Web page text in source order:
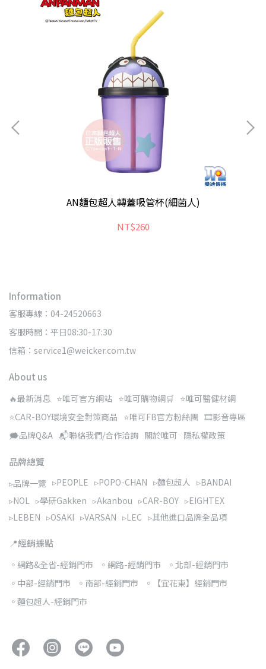
AN麵包超人轉蓋吸管杯(細菌人)
NT$260
Information
客服專線：04-24520663
客服時間：平日08:30-17:30
信箱：service1@weicker.com.tw
About us
🔥最新消息 ⭐唯可官方網站 ⭐唯可購物網🛒 ⭐唯可醫健材網
⭐CAR-BOY環境安全對策商品 ⭐唯可FB官方粉絲團 🎞️影音專區
🗯️品牌Q&A 📬聯絡我們/合作洽詢 關於唯可 隱私權政策
品牌總覽
▹品牌一覽 ▹PEOPLE ▹POPO-CHAN ▹麵包超人 ▹BANDAI
▹NOL ▹學研Gakken ▹Akanbou ▹CAR-BOY ▹EIGHTEX
▹LEBEN ▹OSAKI ▹VARSAN ▹LEC ▹其他進口品牌全品項
📍經銷據點
◦網路&全省-經銷門市 ◦網路-經銷門市
◦北部-經銷門市
◦中部-經銷門市
◦南部-經銷門市
◦【宜花東】經銷門市
◦麵包超人-經銷門市